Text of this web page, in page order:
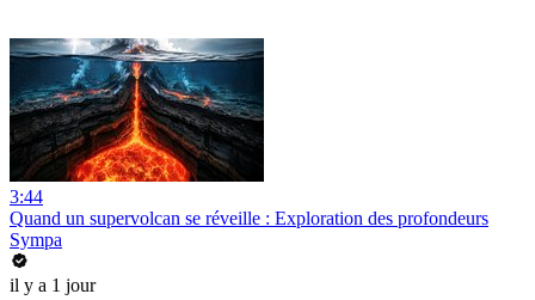
3:44
Quand un supervolcan se réveille : Exploration des profondeurs
Sympa
il y a 1 jour